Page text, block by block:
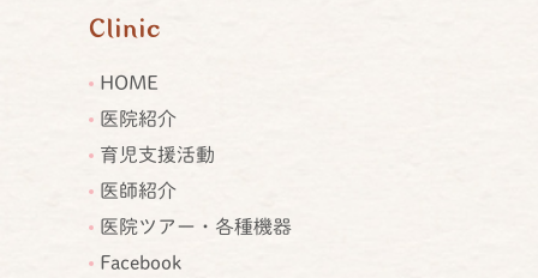
Clinic
HOME
医院紹介
育児支援活動
医師紹介
医院ツアー・各種機器
Facebook